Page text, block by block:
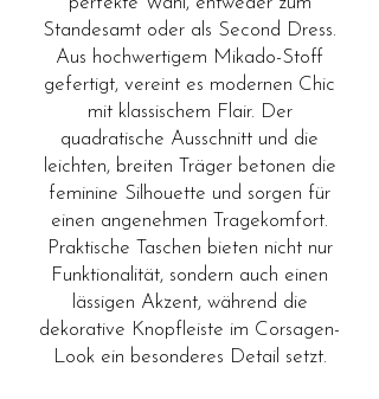
Standesamt oder als Second Dress.
Aus hochwertigem Mikado-Stoff
gefertigt, vereint es modernen Chic
mit klassischem Flair. Der
quadratische Ausschnitt und die
leichten, breiten Träger betonen die
feminine Silhouette und sorgen für
einen angenehmen Tragekomfort.
Praktische Taschen bieten nicht nur
Funktionalität, sondern auch einen
lässigen Akzent, während die
dekorative Knopfleiste im Corsagen-
Look ein besonderes Detail setzt.